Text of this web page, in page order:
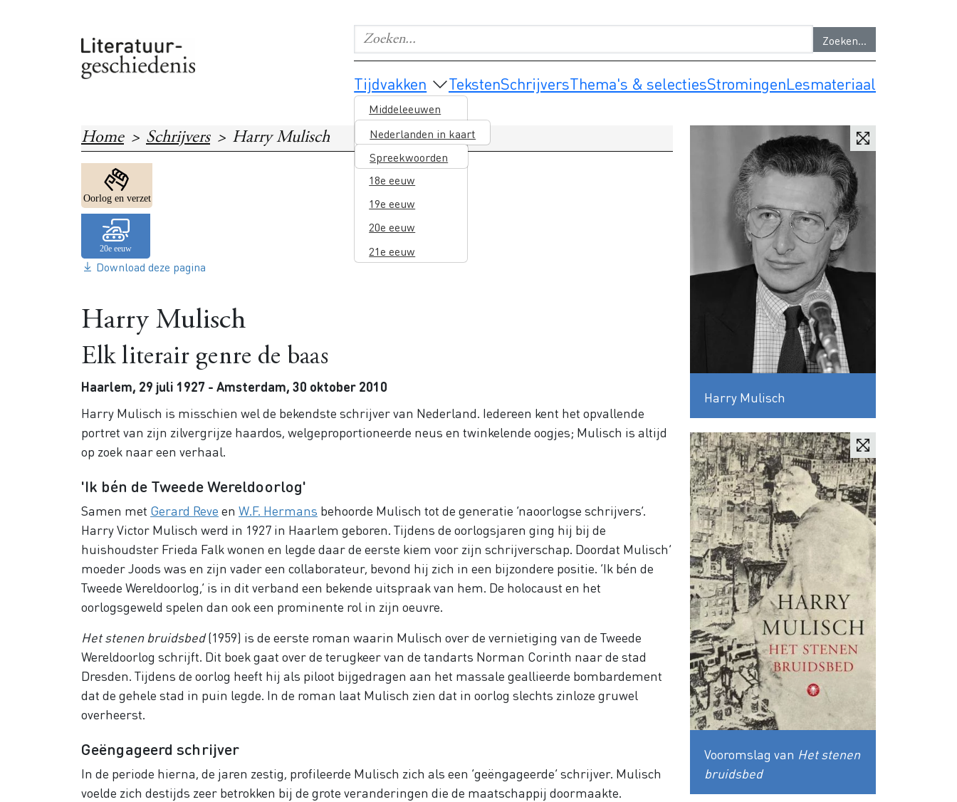
Zoeken...
Geef de woorden op waar je naar wilt zoeken.
Main navigation
Tijdvakken
Middeleeuwen
Nederlanden in kaart
16e eeuw
Spreekwoorden
17e eeuw
18e eeuw
19e eeuw
20e eeuw
21e eeuw
TekstenSchrijversThema's & selectiesStromingenLesmateriaal
Home Schrijvers Harry Mulisch
Image
Oorlog en verzet
Download deze pagina
Harry Mulisch
Elk literair genre de baas
Haarlem, 29 juli 1927 - Amsterdam, 30 oktober 2010
Harry Mulisch is misschien wel de bekendste schrijver van Nederland. Iedereen kent het opvallende
portret van zijn zilvergrijze haardos, welgeproportioneerde neus en twinkelende oogjes; Mulisch is altijd
op zoek naar een verhaal.
'Ik bén de Tweede Wereldoorlog'
Samen met Gerard Reve en W.F. Hermans behoorde Mulisch tot de generatie ‘naoorlogse schrijvers’.
Harry Victor Mulisch werd in 1927 in Haarlem geboren. Tijdens de oorlogsjaren ging hij bij de
huishoudster Frieda Falk wonen en legde daar de eerste kiem voor zijn schrijverschap. Doordat Mulisch’
moeder Joods was en zijn vader een collaborateur, bevond hij zich in een bijzondere positie. ‘Ik bén de
Tweede Wereldoorlog,’ is in dit verband een bekende uitspraak van hem. De holocaust en het
oorlogsgeweld spelen dan ook een prominente rol in zijn oeuvre.
Het stenen bruidsbed(1959) is de eerste roman waarin Mulisch over de vernietiging van de Tweede
Wereldoorlog schrijft. Dit boek gaat over de terugkeer van de tandarts Norman Corinth naar de stad
Dresden. Tijdens de oorlog heeft hij als piloot bijgedragen aan het massale geallieerde bombardement
dat de gehele stad in puin legde. In de roman laat Mulisch zien dat in oorlog slechts zinloze gruwel
overheerst.
Geëngageerd schrijver
In de periode hierna, de jaren zestig, profileerde Mulisch zich als een ‘geëngageerde’ schrijver. Mulisch
voelde zich destijds zeer betrokken bij de grote veranderingen die de maatschappij doormaakte.
Harry Mulisch
Vooromslag van Het stenen
bruidsbed